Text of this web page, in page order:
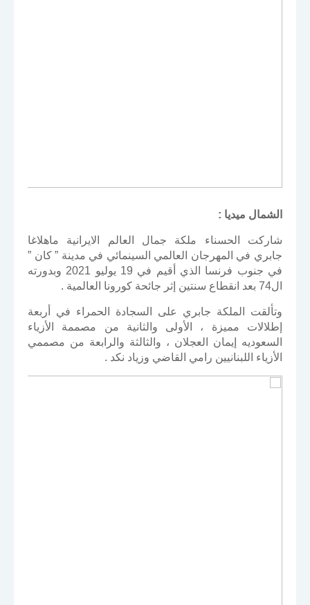
الشمال ميديا :
شاركت الحسناء ملكة جمال العالم الايرانية ماهلاغا
جابري في المهرجان العالمي السينمائي في مدينة ” كان ”
في جنوب فرنسا الذي أقيم في 19 يوليو 2021 وبدورته
ال74 بعد انقطاع سنتين إثر جائحة كورونا العالمية .
وتألقت الملكة جابري على السجادة الحمراء في أربعة
إطلالات مميزة ، الأولى والثانية من مصممة الأزياء
السعوديه إيمان العجلان ، والثالثة والرابعة من مصممي
الأزياء اللبنانيين رامي القاضي وزياد نكد .